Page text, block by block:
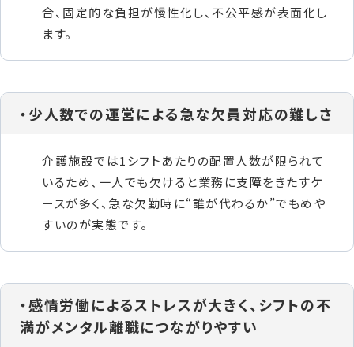
合、固定的な負担が慢性化し、不公平感が表面化し
ます。
・少人数での運営による急な欠員対応の難しさ
介護施設では1シフトあたりの配置人数が限られて
いるため、一人でも欠けると業務に支障をきたすケ
ースが多く、急な欠勤時に“誰が代わるか”でもめや
すいのが実態です。
・感情労働によるストレスが大きく、シフトの不
満がメンタル離職につながりやすい